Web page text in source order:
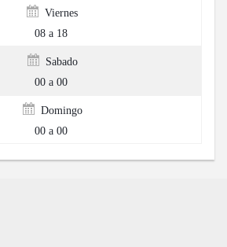
Viernes
08 a 18
Sabado
00 a 00
Domingo
00 a 00